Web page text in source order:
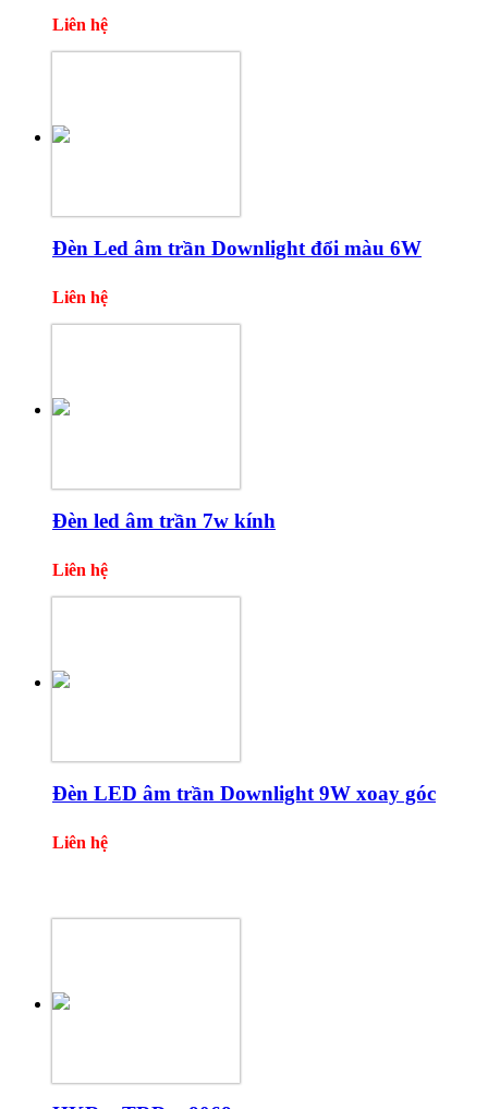
Liên hệ
Đèn Led âm trần Downlight đổi màu 6W
Liên hệ
Đèn led âm trần 7w kính
Liên hệ
Đèn LED âm trần Downlight 9W xoay góc
Liên hệ